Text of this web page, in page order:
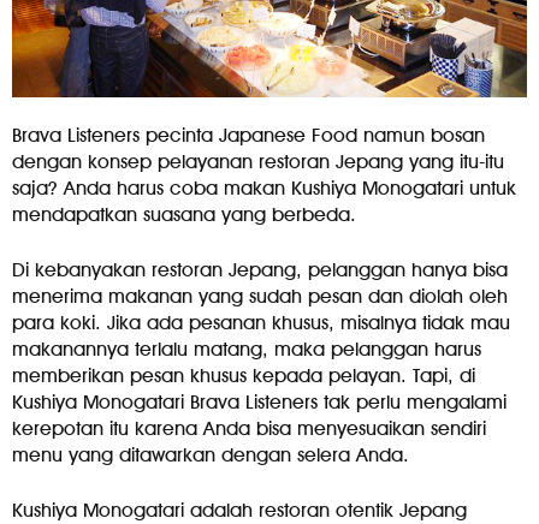
Brava Listeners pecinta Japanese Food namun bosan
dengan konsep pelayanan restoran Jepang yang itu-itu
saja? Anda harus coba makan Kushiya Monogatari untuk
mendapatkan suasana yang berbeda.
Di kebanyakan restoran Jepang, pelanggan hanya bisa
menerima makanan yang sudah pesan dan diolah oleh
para koki. Jika ada pesanan khusus, misalnya tidak mau
makanannya terlalu matang, maka pelanggan harus
memberikan pesan khusus kepada pelayan. Tapi, di
Kushiya Monogatari Brava Listeners tak perlu mengalami
kerepotan itu karena Anda bisa menyesuaikan sendiri
menu yang ditawarkan dengan selera Anda.
Kushiya Monogatari adalah restoran otentik Jepang